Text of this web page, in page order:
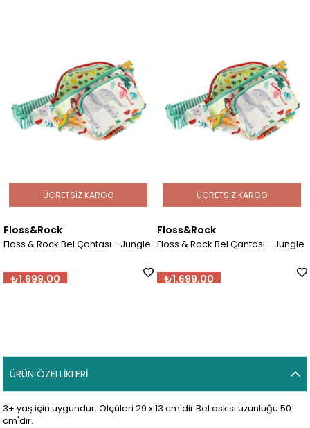
Floss&Rock
Floss & Rock Bel Çantası - Jungle
₺1.699,00
ÜCRETSIZ KARGO
Floss&Rock
Floss & Rock Bel Çantası - Jungle
₺1.699,00
ÜCRETSIZ KARGO
ÜRÜN ÖZELLIKLERI
3+ yaş için uygundur. Ölçüleri 29 x 13 cm'dir Bel askısı uzunluğu 50
cm'dir.